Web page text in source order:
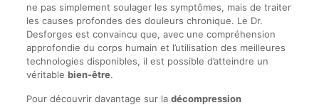
ne pas simplement soulager les symptômes, mais de traiter
les causes profondes des douleurs chronique. Le Dr.
Desforges est convaincu que, avec une compréhension
approfondie du corps humain et l’utilisation des meilleures
technologies disponibles, il est possible d’atteindre un
véritable bien-être.
Pour découvrir davantage sur la décompression